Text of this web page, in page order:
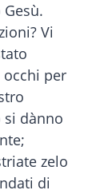
Vi
occhi per
si dànno
zelo
di